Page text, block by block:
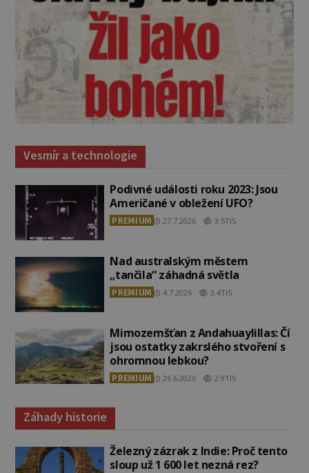
Vesmír a technologie
Podivné události roku 2023: Jsou
Američané v obležení UFO?
PREMIUM 27.7.2026 3.5TIS
Nad australským městem
„tančila“ záhadná světla
PREMIUM 4.7.2026 3.4TIS
Mimozemšťan z Andahuaylillas: Čí
jsou ostatky zakrslého stvoření s
ohromnou lebkou?
PREMIUM 26.6.2026 2.9TIS
Záhady historie
Železný zázrak z Indie: Proč tento
sloup už 1 600 let nezná rez?